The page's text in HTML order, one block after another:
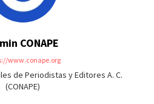
CONAPE
www.conape.org
de Periodistas y Editores A. C.
(CONAPE)